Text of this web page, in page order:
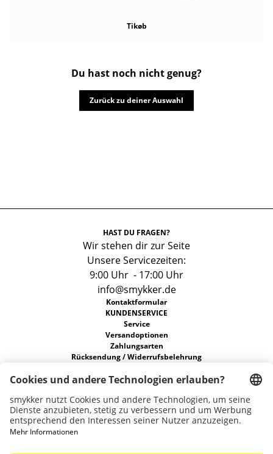
Tikøb
Du hast noch nicht genug?
Zurück zu deiner Auswahl
HAST DU FRAGEN?
Wir stehen dir zur Seite
Unsere Servicezeiten:
9:00 Uhr - 17:00 Uhr
info@smykker.de
Kontaktformular
KUNDENSERVICE
Service
Versandoptionen
Zahlungsarten
Rücksendung / Widerrufsbelehrung
Allgemeine Geschäftsbedingungen
ÜBER UNS
Unsere Stores
Nachhaltigkeit